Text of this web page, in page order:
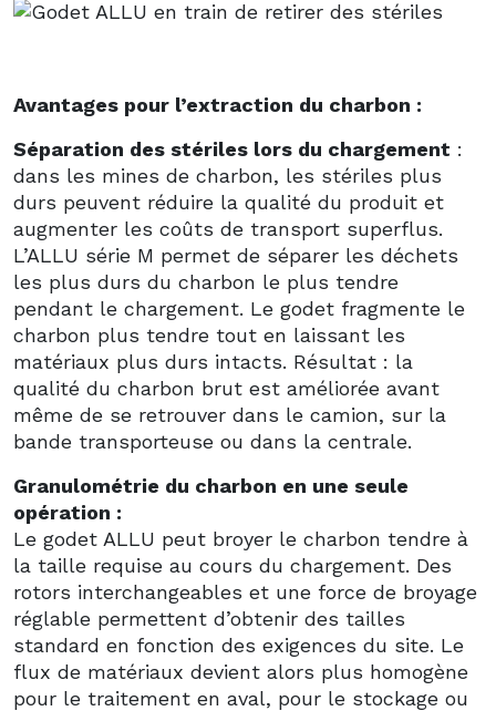
Avantages pour l’extraction du charbon :
Séparation des stériles lors du chargement :
dans les mines de charbon, les stériles plus
durs peuvent réduire la qualité du produit et
augmenter les coûts de transport superflus.
L’ALLU série M permet de séparer les déchets
les plus durs du charbon le plus tendre
pendant le chargement. Le godet fragmente le
charbon plus tendre tout en laissant les
matériaux plus durs intacts. Résultat : la
qualité du charbon brut est améliorée avant
même de se retrouver dans le camion, sur la
bande transporteuse ou dans la centrale.
Granulométrie du charbon en une seule
opération :
Le godet ALLU peut broyer le charbon tendre à
la taille requise au cours du chargement. Des
rotors interchangeables et une force de broyage
réglable permettent d’obtenir des tailles
standard en fonction des exigences du site. Le
flux de matériaux devient alors plus homogène
pour le traitement en aval, pour le stockage ou